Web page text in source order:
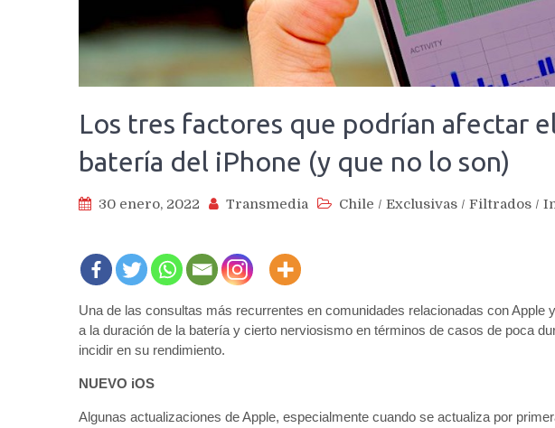
Los tres factores que podrían afectar
batería del iPhone (y que no lo son)
30 enero, 2022 Transmedia Chile / Exclusivas / Filtrados /
Una de las consultas más recurrentes en comunidades relacionadas con Apple
a la duración de la batería y cierto nerviosismo en términos de casos de poca
incidir en su rendimiento.
NUEVO iOS
Algunas actualizaciones de Apple, especialmente cuando se actualiza por